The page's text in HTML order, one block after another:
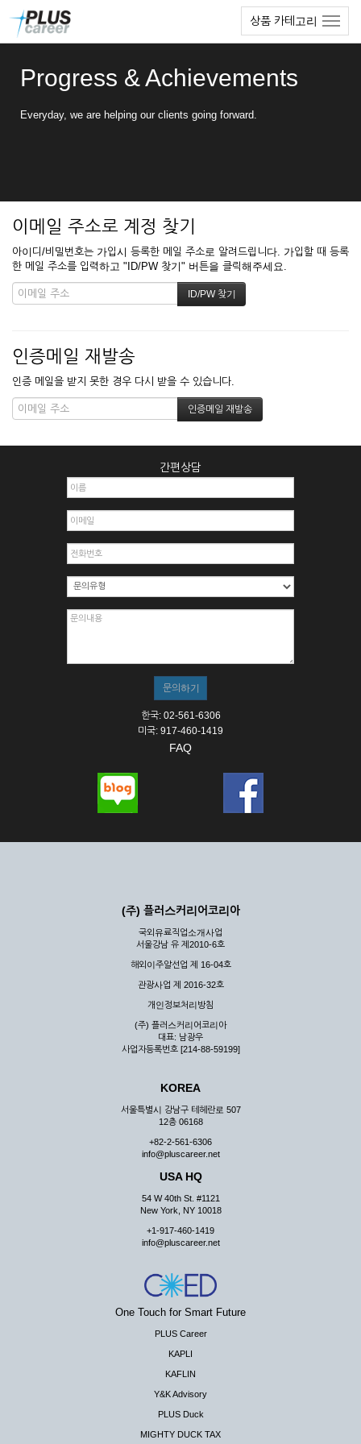
상품 카테고리
Progress & Achievements
Everyday, we are helping our clients going forward.
이메일 주소로 계정 찾기
아이디/비밀번호는 가입시 등록한 메일 주소로 알려드립니다. 가입할 때 등록
한 메일 주소를 입력하고 "ID/PW 찾기" 버튼을 클릭해주세요.
인증메일 재발송
인증 메일을 받지 못한 경우 다시 받을 수 있습니다.
간편상담
한국: 02-561-6306
미국: 917-460-1419
FAQ
(주) 플러스커리어코리아
국외유료직업소개사업
서울강남 유 제2010-6호
해외이주알선업 제 16-04호
관광사업 제 2016-32호
개인정보처리방침
(주) 플러스커리어코리아
대표: 남광우
사업자등록번호 [214-88-59199]
KOREA
서울특별시 강남구 테헤란로 507
12층 06168
+82-2-561-6306
info@pluscareer.net
USA HQ
54 W 40th St. #1121
New York, NY 10018
+1-917-460-1419
info@pluscareer.net
One Touch for Smart Future
PLUS Career
KAPLI
KAFLIN
Y&K Advisory
PLUS Duck
MIGHTY DUCK TAX